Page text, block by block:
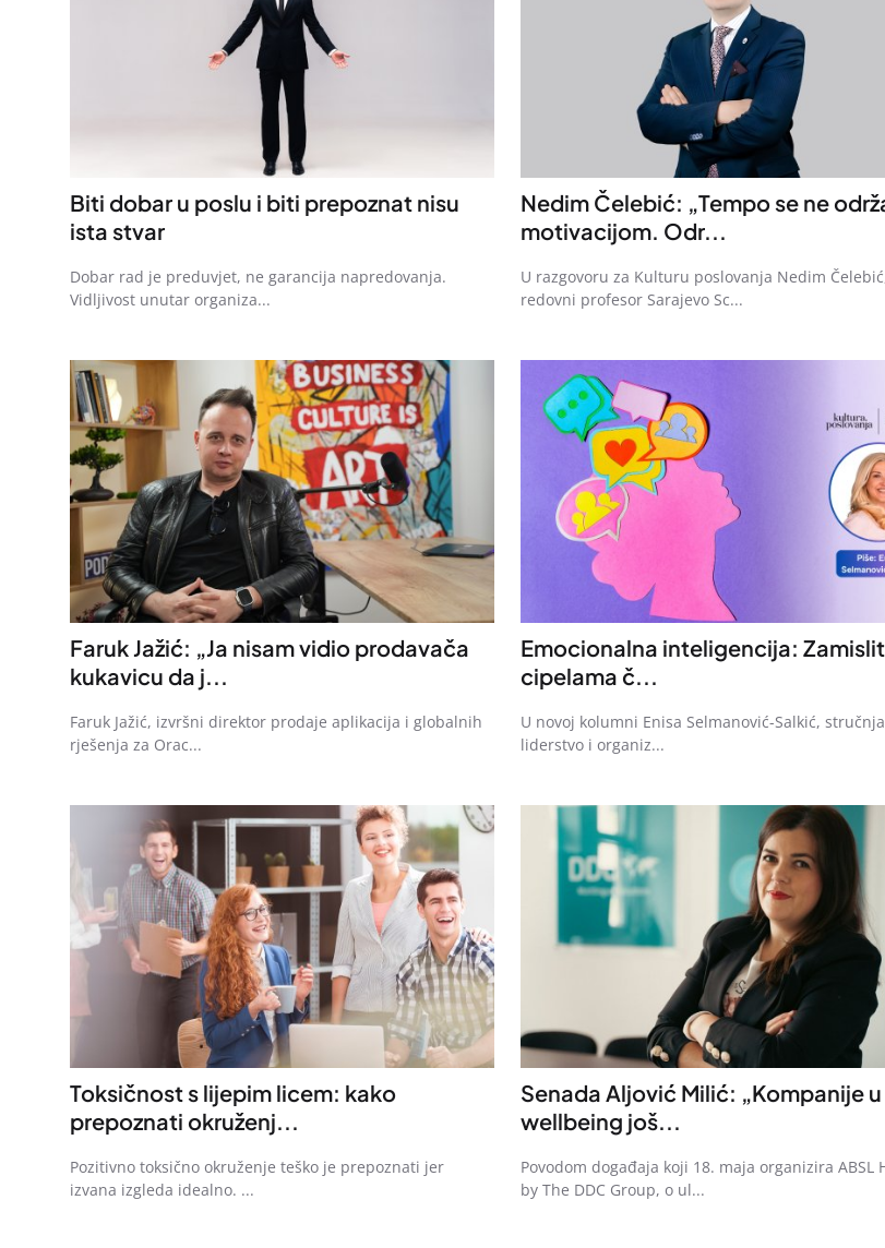
Biti dobar u poslu i biti prepoznat nisu
ista stvar
Dobar rad je preduvjet, ne garancija napredovanja.
Vidljivost unutar organiza...
Nedim Čelebić: „Tempo se ne
motivacijom. Odr...
U razgovoru za Kulturu poslovanja Nedim
redovni profesor Sarajevo Sc...
Faruk Jažić: „Ja nisam vidio prodavača
kukavicu da j...
Faruk Jažić, izvršni direktor prodaje aplikacija i globalnih
rješenja za Orac...
Emocionalna inteligencija:
cipelama č...
U novoj kolumni Enisa Selmanović-Salkić,
liderstvo i organiz...
Toksičnost s lijepim licem: kako
prepoznati okruženj...
Pozitivno toksično okruženje teško je prepoznati jer
izvana izgleda idealno. ...
Senada Aljović Milić: „Kompanije u
wellbeing još...
Povodom događaja koji 18. maja organizira ABSL
by The DDC Group, o ul...